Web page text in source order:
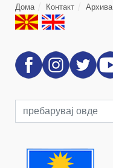
Дома Контакт Архива